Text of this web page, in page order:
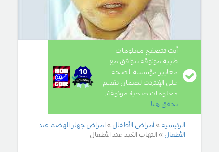
أنت تتصفح معلومات
طبية موثوقة تتوافق مع
معايير مؤسسة الصحة
على الإنترنت لضمان تقديم
معلومات صحية موثوقة,
تحقق هنا.
الرئيسية أمراض الأطفال
امراض جهاز الهضم عند
الأطفال
التهاب الكبد عند الأطفال